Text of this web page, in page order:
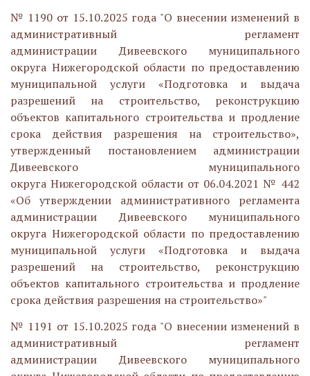
№ 1190 от 15.10.2025 года "О внесении изменений в
административный регламент
администрации Дивеевского муниципального
округа Нижегородской области по предоставлению
муниципальной услуги «Подготовка и выдача
разрешений на строительство, реконструкцию
объектов капитального строительства и продление
срока действия разрешения на строительство»,
утвержденный постановлением администрации
Дивеевского муниципального
округа Нижегородской области от 06.04.2021 № 442
«Об утверждении административного регламента
администрации Дивеевского муниципального
округа Нижегородской области по предоставлению
муниципальной услуги «Подготовка и выдача
разрешений на строительство, реконструкцию
объектов капитального строительства и продление
срока действия разрешения на строительство»"
№ 1191 от 15.10.2025 года "О внесении изменений в
административный регламент
администрации Дивеевского муниципального